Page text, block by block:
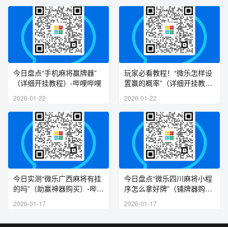
今日盘点“手机麻将赢牌器”
（详细开挂教程）-哔哩哔哩
2026-01-22
玩家必看教程！“微乐怎样设
置赢的概率”（详细开挂教
2026-01-22
今日实测“微乐广西麻将有挂
的吗”（助赢神器购买）-哔哩
2026-01-17
今日盘点“微乐四川麻将小程
序怎么拿好牌”（铺牌器购
2026-01-17